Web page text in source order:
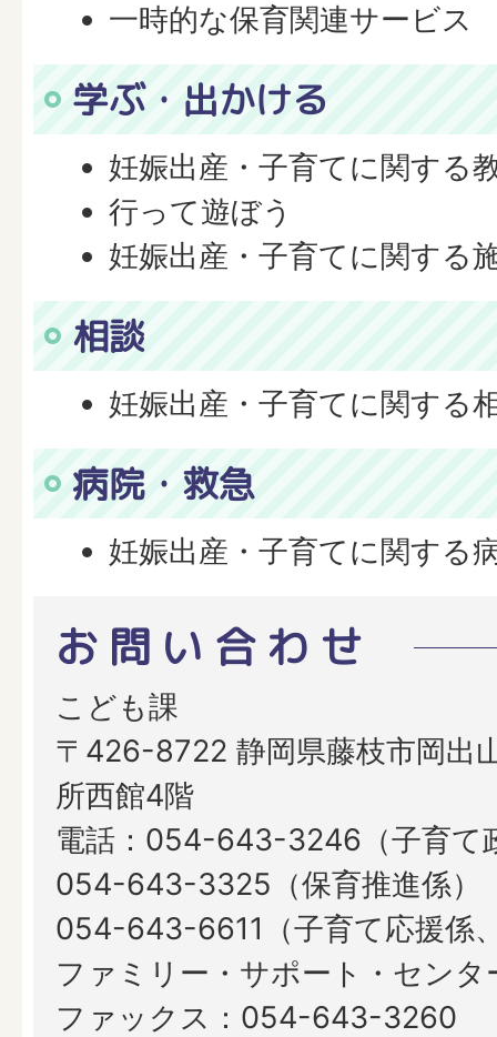
一時的な保育関連サービス
学ぶ・出かける
妊娠出産・子育てに関する
行って遊ぼう
妊娠出産・子育てに関する
相談
妊娠出産・子育てに関する
病院・救急
妊娠出産・子育てに関する
お問い合わせ
こども課
〒426-8722 静岡県藤枝市岡出
所西館4階
電話：054-643-3246（子育て
054-643-3325（保育推進係）
054-643-6611（子育て応援係
ファミリー・サポート・センタ
ファックス：054-643-3260